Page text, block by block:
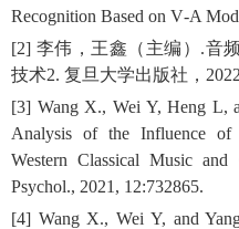
Recognition Based on V‐A
[2] 李伟， 王鑫 （主编） .音
技术2. 复旦大学出版社，
[3] Wang X., Wei Y, Heng L,
Analysis of the Influence
Western Classical Music
Psychol., 2021, 12:732865.
[4] Wang X., Wei Y, and